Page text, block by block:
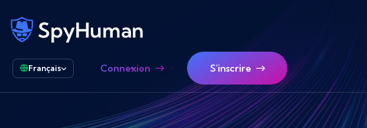
Français Connexion S'inscrire